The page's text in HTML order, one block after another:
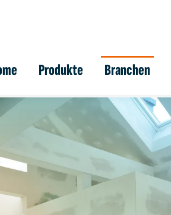
Produkte Branchen